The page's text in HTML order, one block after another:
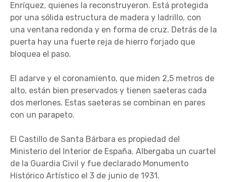
Enríquez, quienes la reconstruyeron. Está protegida
por una sólida estructura de madera y ladrillo, con
una ventana redonda y en forma de cruz. Detrás de la
puerta hay una fuerte reja de hierro forjado que
bloquea el paso.
El adarve y el coronamiento, que miden 2,5 metros de
alto, están bien preservados y tienen saeteras cada
dos merlones. Estas saeteras se combinan en pares
con un parapeto.
El Castillo de Santa Bárbara es propiedad del
Ministerio del Interior de España. Albergaba un cuartel
de la Guardia Civil y fue declarado Monumento
Histórico Artístico el 3 de junio de 1931.